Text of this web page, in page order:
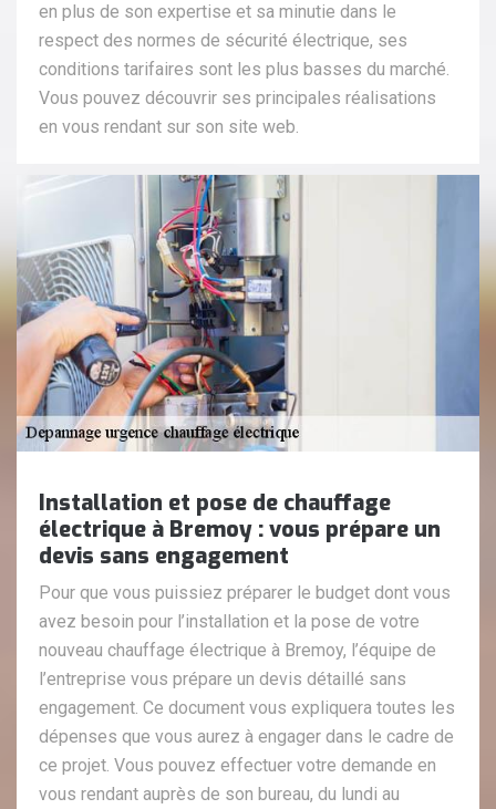
en plus de son expertise et sa minutie dans le
respect des normes de sécurité électrique, ses
conditions tarifaires sont les plus basses du marché.
Vous pouvez découvrir ses principales réalisations
en vous rendant sur son site web.
Installation et pose de chauffage
électrique à Bremoy : vous prépare un
devis sans engagement
Pour que vous puissiez préparer le budget dont vous
avez besoin pour l’installation et la pose de votre
nouveau chauffage électrique à Bremoy, l’équipe de
l’entreprise vous prépare un devis détaillé sans
engagement. Ce document vous expliquera toutes les
dépenses que vous aurez à engager dans le cadre de
ce projet. Vous pouvez effectuer votre demande en
vous rendant auprès de son bureau, du lundi au